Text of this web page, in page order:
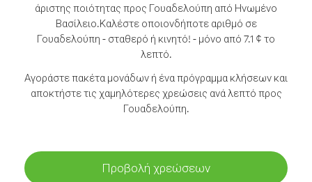
άριστης ποιότητας προς Γουαδελούπη από Ηνωμένο
Βασίλειο.Καλέστε οποιονδήποτε αριθμό σε
Γουαδελούπη - σταθερό ή κινητό! - μόνο από 7.1 ¢ το
λεπτό.
Αγοράστε πακέτα μονάδων ή ένα πρόγραμμα κλήσεων και
αποκτήστε τις χαμηλότερες χρεώσεις ανά λεπτό προς
Γουαδελούπη.
Προβολή χρεώσεων